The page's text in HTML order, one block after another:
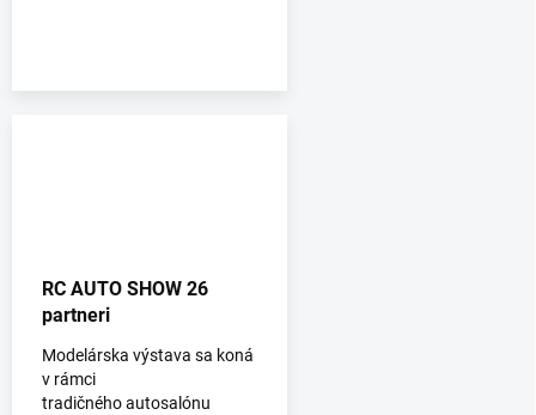
RC AUTO SHOW 26
partneri
Modelárska výstava sa koná
v rámci
tradičného autosalónu